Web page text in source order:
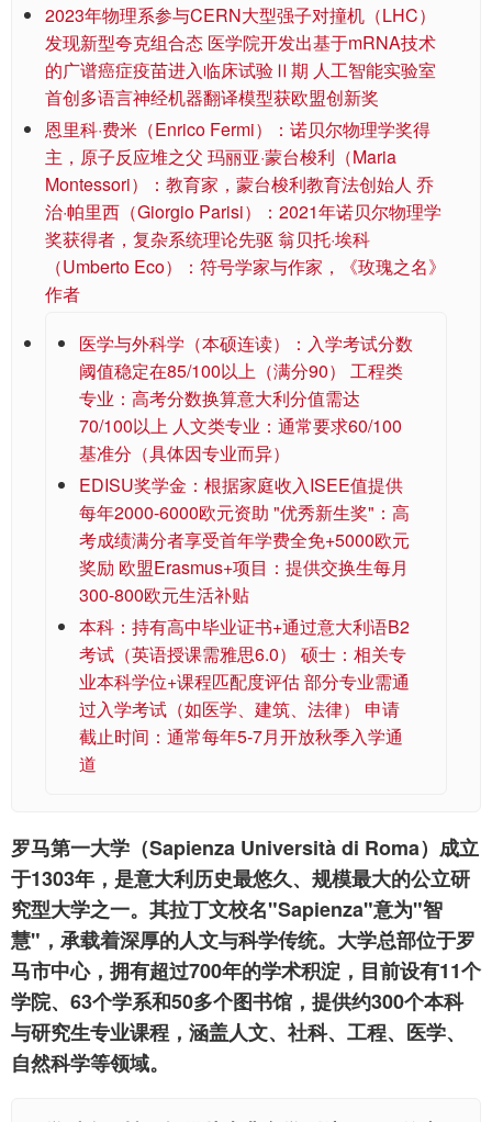
2023年物理系参与CERN大型强子对撞机（LHC）
发现新型夸克组合态 医学院开发出基于mRNA技术
的广谱癌症疫苗进入临床试验Ⅱ期 人工智能实验室
首创多语言神经机器翻译模型获欧盟创新奖
恩里科·费米（Enrico Fermi）：诺贝尔物理学奖得
主，原子反应堆之父 玛丽亚·蒙台梭利（Maria
Montessori）：教育家，蒙台梭利教育法创始人 乔
治·帕里西（Giorgio Parisi）：2021年诺贝尔物理学
奖获得者，复杂系统理论先驱 翁贝托·埃科
（Umberto Eco）：符号学家与作家，《玫瑰之名》
作者
医学与外科学（本硕连读）：入学考试分数
阈值稳定在85/100以上（满分90） 工程类
专业：高考分数换算意大利分值需达
70/100以上 人文类专业：通常要求60/100
基准分（具体因专业而异）
EDISU奖学金：根据家庭收入ISEE值提供
每年2000-6000欧元资助 "优秀新生奖"：高
考成绩满分者享受首年学费全免+5000欧元
奖励 欧盟Erasmus+项目：提供交换生每月
300-800欧元生活补贴
本科：持有高中毕业证书+通过意大利语B2
考试（英语授课需雅思6.0） 硕士：相关专
业本科学位+课程匹配度评估 部分专业需通
过入学考试（如医学、建筑、法律） 申请
截止时间：通常每年5-7月开放秋季入学通
道
罗马第一大学（Sapienza Università di Roma）成立
于1303年，是意大利历史最悠久、规模最大的公立研
究型大学之一。其拉丁文校名"Sapienza"意为"智
慧"，承载着深厚的人文与科学传统。大学总部位于罗
马市中心，拥有超过700年的学术积淀，目前设有11个
学院、63个学系和50多个图书馆，提供约300个本科
与研究生专业课程，涵盖人文、社科、工程、医学、
自然科学等领域。